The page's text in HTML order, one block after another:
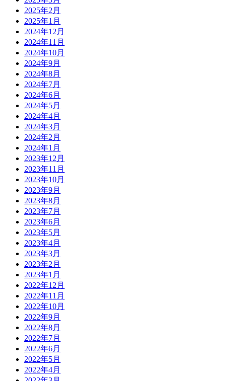
2025年2月
2025年1月
2024年12月
2024年11月
2024年10月
2024年9月
2024年8月
2024年7月
2024年6月
2024年5月
2024年4月
2024年3月
2024年2月
2024年1月
2023年12月
2023年11月
2023年10月
2023年9月
2023年8月
2023年7月
2023年6月
2023年5月
2023年4月
2023年3月
2023年2月
2023年1月
2022年12月
2022年11月
2022年10月
2022年9月
2022年8月
2022年7月
2022年6月
2022年5月
2022年4月